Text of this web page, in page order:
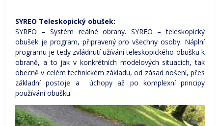
SYREO Teleskopický obušek:
SYREO – Systém reálné obrany. SYREO – teleskopický
obušek je program, připravený pro všechny osoby. Náplní
programu je tedy zvládnutí užívání teleskopického obušku k
obraně, a to jak v konkrétních modelových situacích, tak
obecně v celém technickém základu, od zásad nošení, přes
základní postoje a úchopy až po komplexní principy
používání obušku.